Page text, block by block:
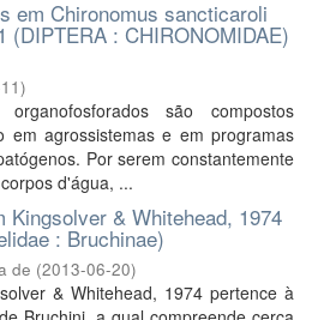
em Chironomus sancticaroli
(DIPTERA : CHIRONOMIDAE)
)
são compostos
em agrossistemas e em programas
Por serem constantemente
d'água, ...
Kingsolver & Whitehead, 1974
: Bruchinae)
de (2013-06-20)
& Whitehead, 1974 pertence à